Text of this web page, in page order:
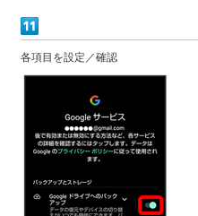
各項目を設定／確認